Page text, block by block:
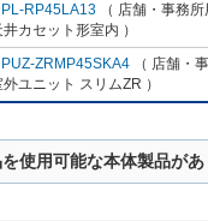
PL-RP45LA13 （ 店舗・事務
井カセット形室内 ）
PUZ-ZRMP45SKA4 （ 店舗・
外ユニット スリムZR ）
使用可能な本体製品が